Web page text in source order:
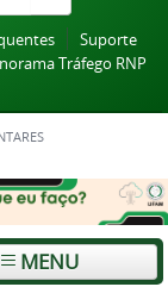
Suporte
Tráfego RNP
MENU